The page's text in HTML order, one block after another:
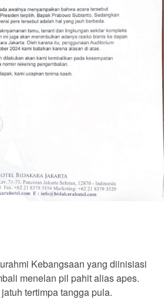
Kebangsaan yang diinisiasi
menelan pil pahit alias apes.
tertimpa tangga pula.